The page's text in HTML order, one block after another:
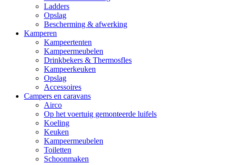
Ladders
Opslag
Bescherming & afwerking
Kamperen
Kampeertenten
Kampeermeubelen
Drinkbekers & Thermosfles
Kampeerkeuken
Opslag
Accessoires
Campers en caravans
Airco
Op het voertuig gemonteerde luifels
Koeling
Keuken
Kampeermeubelen
Toiletten
Schoonmaken